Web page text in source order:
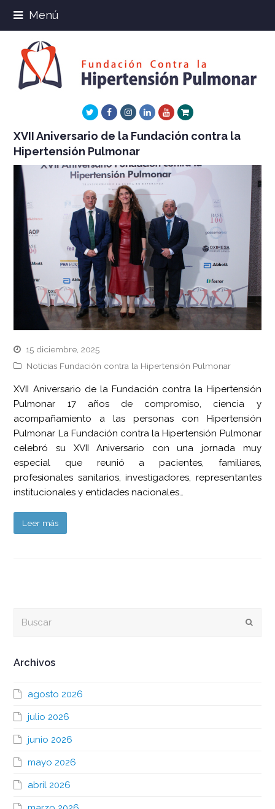
Menú
TwitterFacebookInstagram
LinkedInYoutube
Xing
XVII Aniversario de la Fundación contra la
Hipertensión Pulmonar
15 diciembre, 2025
Noticias Fundación contra la Hipertensión Pulmonar
XVII Aniversario de la Fundación contra la Hipertensión
Pulmonar 17 años de compromiso, ciencia y
acompañamiento a las personas con Hipertensión
Pulmonar La Fundación contra la Hipertensión Pulmonar
celebró su XVII Aniversario con una jornada muy
especial que reunió a pacientes, familiares,
profesionales sanitarios, investigadores, representantes
institucionales y entidades nacionales…
Leer más
Archivos
agosto 2026
julio 2026
junio 2026
mayo 2026
abril 2026